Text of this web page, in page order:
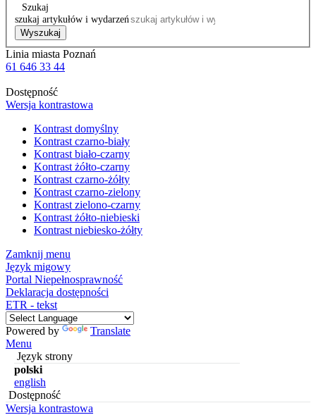
Szukaj
szukaj artykułów i wydarzeń
Wyszukaj
Linia miasta Poznań
61 646 33 44
Dostępność
Wersja kontrastowa
Kontrast domyślny
Kontrast czarno-biały
Kontrast biało-czarny
Kontrast żółto-czarny
Kontrast czarno-żółty
Kontrast czarno-zielony
Kontrast zielono-czarny
Kontrast żółto-niebieski
Kontrast niebiesko-żółty
Zamknij menu
Język migowy
Portal Niepełnosprawność
Deklaracja dostępności
ETR - tekst
Powered by
Translate
Menu
Język strony
polski
english
Dostępność
Wersja kontrastowa